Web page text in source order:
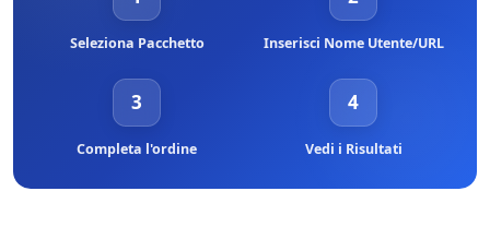
Seleziona Pacchetto Inserisci Nome Utente/URL
3
Completa l'ordine
4
Vedi i Risultati